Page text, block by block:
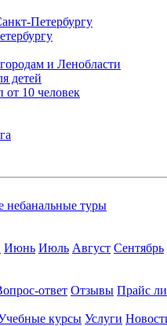
Петербургу
и Ленобласти
детей
от 10 человек
небанальные туры
Июнь Июль Август Сентябрь
ответ Отзывы Прайс
курсы Услуги